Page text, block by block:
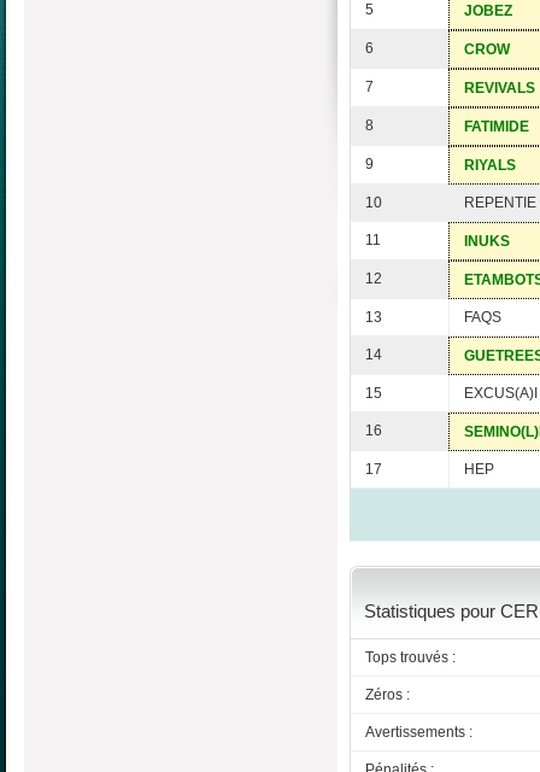
5 JOBEZ
6 CROW
7 REVIVALS
8 FATIMIDE
9 RIYALS
10 REPENTIE
11 INUKS
12
13 FAQS
14
15 EXCUS(A)I
16
17 HEP
Statistiques pour
Tops trouvés :
Zéros :
Avertissements :